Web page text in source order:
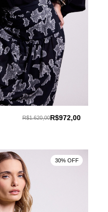
R$972,00
R$1.620,00
30% OFF